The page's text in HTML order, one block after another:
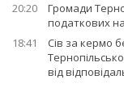
20:20
Громади
податкових
18:41
Сів за кермо
від